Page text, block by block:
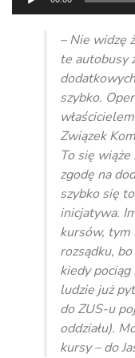
plików
dźwiękowych– Nie widzę
te autobusy
szybko.
Związek
To się
zgodę na
szybko się
inicjatywa.
kursów, tym
rozsądku,
kiedy
ludzie już
do ZUS-u
oddziału).
kursy – do